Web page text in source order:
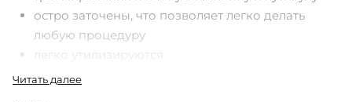
остро заточены, что позволяет легко делать
любую процедуру
легко утилизируются
предназначены для одноразового